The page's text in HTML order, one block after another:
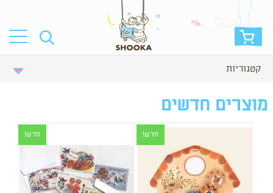
קטגוריות
מוצרים חדשים
חדש! חדש!